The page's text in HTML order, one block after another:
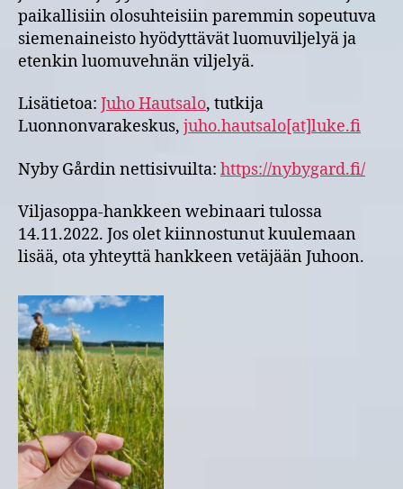
paikallisiin olosuhteisiin paremmin sopeutuva
siemenaineisto hyödyttävät luomuviljelyä ja
etenkin luomuvehnän viljelyä.
Lisätietoa: Juho Hautsalo, tutkija
Luonnonvarakeskus, juho.hautsalo[at]luke.fi
Nyby Gårdin nettisivuilta: https://nybygard.fi/
Viljasoppa-hankkeen webinaari tulossa
14.11.2022. Jos olet kiinnostunut kuulemaan
lisää, ota yhteyttä hankkeen vetäjään Juhoon.